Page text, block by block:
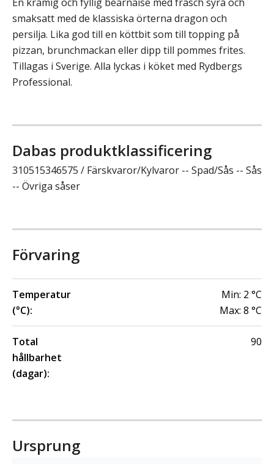
smaksatt med de klassiska örterna dragon och
persilja. Lika god till en köttbit som till topping på
pizzan, brunchmackan eller dipp till pommes frites.
Tillagas i Sverige. Alla lyckas i köket med Rydbergs
Professional.
Dabas produktklassificering
310515346575 / Färskvaror/Kylvaror -- Spad/Sås -- Sås
-- Övriga såser
Förvaring
Temperatur
(°C):
Min: 2 °C
Max: 8 °C
Total
hållbarhet
(dagar):
90
Ursprung